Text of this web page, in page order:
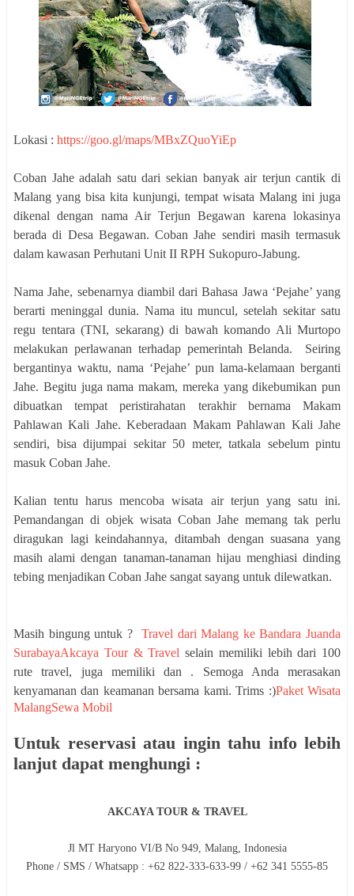
Lokasi : https://goo.gl/maps/MBxZQuoYiEp
Coban Jahe adalah satu dari sekian banyak air terjun cantik di
Malang yang bisa kita kunjungi, tempat wisata Malang ini juga
dikenal dengan nama Air Terjun Begawan karena lokasinya
berada di Desa Begawan. Coban Jahe sendiri masih termasuk
dalam kawasan Perhutani Unit II RPH Sukopuro-Jabung.
Nama Jahe, sebenarnya diambil dari Bahasa Jawa ‘Pejahe’ yang
berarti meninggal dunia. Nama itu muncul, setelah sekitar satu
regu tentara (TNI, sekarang) di bawah komando Ali Murtopo
melakukan perlawanan terhadap pemerintah Belanda. Seiring
bergantinya waktu, nama ‘Pejahe’ pun lama-kelamaan berganti
Jahe. Begitu juga nama makam, mereka yang dikebumikan pun
dibuatkan tempat peristirahatan terakhir bernama Makam
Pahlawan Kali Jahe. Keberadaan Makam Pahlawan Kali Jahe
sendiri, bisa dijumpai sekitar 50 meter, tatkala sebelum pintu
masuk Coban Jahe.
Kalian tentu harus mencoba wisata air terjun yang satu ini.
Pemandangan di objek wisata Coban Jahe memang tak perlu
diragukan lagi keindahannya, ditambah dengan suasana yang
masih alami dengan tanaman-tanaman hijau menghiasi dinding
tebing menjadikan Coban Jahe sangat sayang untuk dilewatkan.
Masih bingung untuk ?
Travel dari Malang ke Bandara Juanda
SurabayaAkcaya Tour & Travel selain memiliki lebih dari 100
rute travel, juga memiliki dan . Semoga Anda merasakan
kenyamanan dan keamanan bersama kami. Trims :)Paket Wisata
MalangSewa Mobil
Untuk reservasi atau ingin tahu info lebih
lanjut dapat menghungi :
AKCAYA TOUR & TRAVEL
Jl MT Haryono VI/B No 949, Malang, Indonesia
Phone / SMS / Whatsapp : +62 822-333-633-99 / +62 341 5555-85